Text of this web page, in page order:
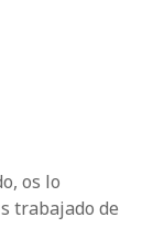
os lo
trabajado de